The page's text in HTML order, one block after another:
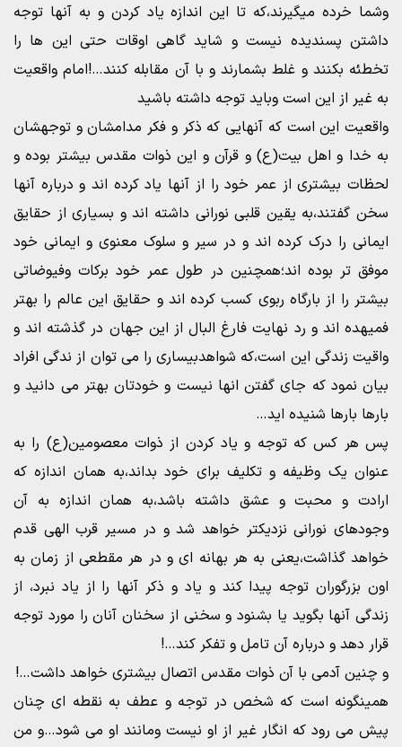
وشما خرده میگیرند،که تا این اندازه یاد کردن و به آنها توجه
داشتن پسندیده نیست و شاید گاهی اوقات حتی این ها را
تخطئه بکنند و غلط بشمارند و با آن مقابله کنند…!امام واقعیت
به غیر از این است وباید توجه داشته باشید
واقعیت این است که آنهایی که ذکر و فکر مدامشان و توجهشان
به خدا و اهل بیت(ع) و قرآن و این ذوات مقدس بیشتر بوده و
لحظات بیشتری از عمر خود را از آنها یاد کرده اند و درباره آنها
سخن گفتند،به یقین قلبی نورانی داشته اند و بسیاری از حقایق
ایمانی را درک کرده اند و در سیر و سلوک معنوی و ایمانی خود
موفق تر بوده اند؛همچنین در طول عمر خود برکات وفیوضاتی
بیشتر را از بارگاه ربوی کسب کرده اند و حقایق این عالم را بهتر
فمیهده اند و رد نهایت فارغ البال از این جهان در گذشته اند و
واقیت زندگی این است،که شواهدبیساری را می توان از ندگی افراد
بیان نمود که جای گفتن انها نیست و خودتان بهتر می دانید و
بارها بارها شنیده اید…
پس هر کس که توجه و یاد کردن از ذوات معصومین(ع) را به
عنوان یک وظیفه و تکلیف برای خود بداند،به همان اندازه که
ارادت و محبت و عشق داشته باشد،به همان اندازه به آن
وجودهای نورانی نزدیکتر خواهد شد و در مسیر قرب الهی قدم
خواهد گذاشت،یعنی به هر بهانه ای و در هر مقطعی از زمان به
اون بزرگوران توجه پیدا کند و یاد و ذکر آنها را از یاد نبرد، از
زندگی آنها بگوید یا بشنود و سخنی از سخنان آنان را مورد توجه
قرار دهد و درباره آن تامل و تفکر کند…!
و چنین آدمی با آن ذوات مقدس اتصال بیشتری خواهد داشت…!
همینگونه است که شخص در توجه و عطف به نقطه ای چنان
پیش می رود که انگار غیر از او نیست ومانند او می شود…و من